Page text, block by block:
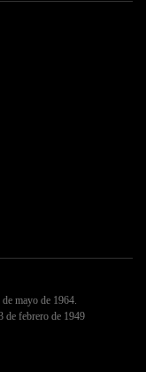
mayo de 1964.
de febrero de 1949